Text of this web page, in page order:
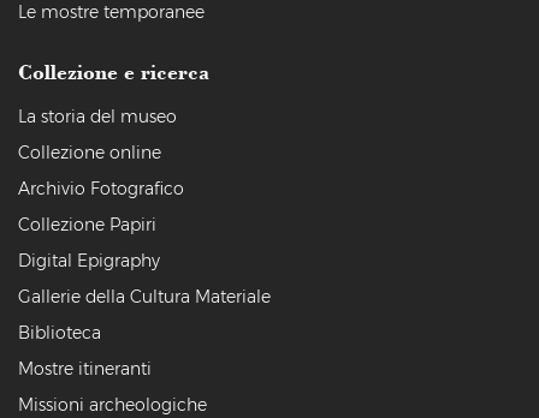
Le mostre temporanee
Collezione e ricerca
La storia del museo
Collezione online
Archivio Fotografico
Collezione Papiri
Digital Epigraphy
Gallerie della Cultura Materiale
Biblioteca
Mostre itineranti
Missioni archeologiche